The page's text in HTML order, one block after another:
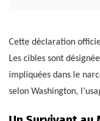
Cette déclaration
Les cibles sont
impliquées dans le
selon Washington,